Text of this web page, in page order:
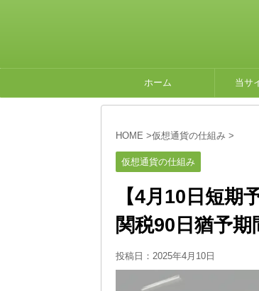
ホーム 当サ
HOME >仮想通貨の仕組み >
仮想通貨の仕組み
【4月10日短
関税90日猶予期
投稿日： 2025年4月10日